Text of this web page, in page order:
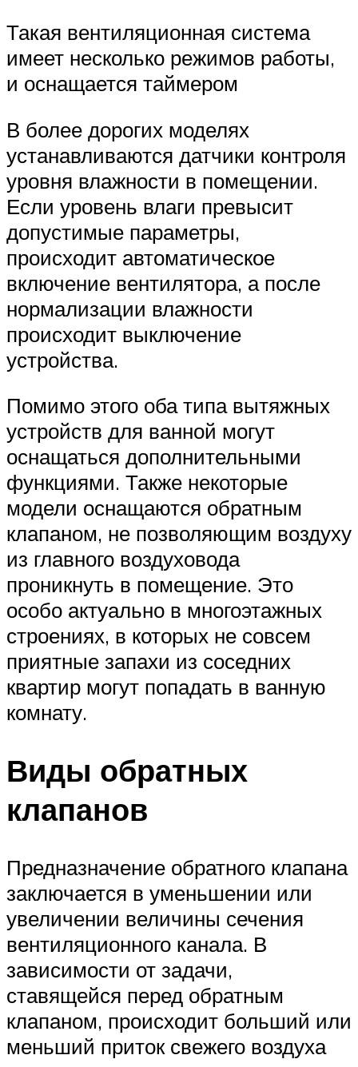
Такая вентиляционная система
имеет несколько режимов работы,
и оснащается таймером
В более дорогих моделях
устанавливаются датчики контроля
уровня влажности в помещении.
Если уровень влаги превысит
допустимые параметры,
происходит автоматическое
включение вентилятора, а после
нормализации влажности
происходит выключение
устройства.
Помимо этого оба типа вытяжных
устройств для ванной могут
оснащаться дополнительными
функциями. Также некоторые
модели оснащаются обратным
клапаном, не позволяющим воздуху
из главного воздуховода
проникнуть в помещение. Это
особо актуально в многоэтажных
строениях, в которых не совсем
приятные запахи из соседних
квартир могут попадать в ванную
комнату.
Виды обратных
клапанов
Предназначение обратного клапана
заключается в уменьшении или
увеличении величины сечения
вентиляционного канала. В
зависимости от задачи,
ставящейся перед обратным
клапаном, происходит больший или
меньший приток свежего воздуха